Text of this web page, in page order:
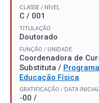
CLASSE / NÍVEL
C / 001
TITULAÇÃO
Doutorado
FUNÇÃO / UNIDADE
Coordenadora de
Substituta /
Educação Física
GRATIFICAÇÃO / DATA INICIAL
-00 /